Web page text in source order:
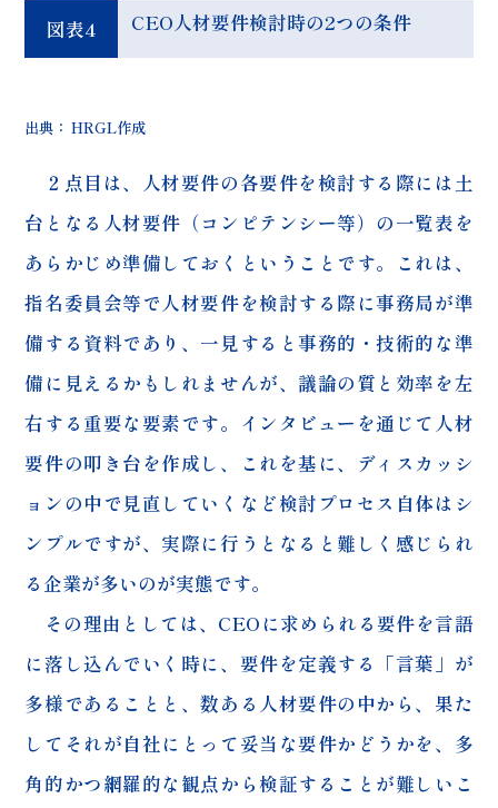
図表4 CEO人材要件検討時の2つの条件
出典： HRGL作成
２点目は、人材要件の各要件を検討する際には土
台となる人材要件（コンピテンシー等）の一覧表を
あらかじめ準備しておくということです。これは、
指名委員会等で人材要件を検討する際に事務局が準
備する資料であり、一見すると事務的・技術的な準
備に見えるかもしれませんが、議論の質と効率を左
右する重要な要素です。インタビューを通じて人材
要件の叩き台を作成し、これを基に、ディスカッシ
ョンの中で見直していくなど検討プロセス自体はシ
ンプルですが、実際に行うとなると難しく感じられ
る企業が多いのが実態です。
その理由としては、CEOに求められる要件を言語
に落し込んでいく時に、要件を定義する「言葉」が
多様であることと、数ある人材要件の中から、果た
してそれが自社にとって妥当な要件かどうかを、多
角的かつ網羅的な観点から検証することが難しいこ